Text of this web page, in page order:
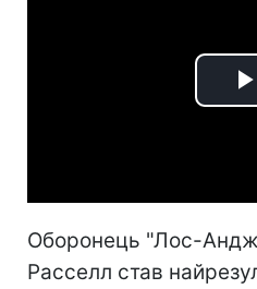
Оборонець "Лос-
Расселл став